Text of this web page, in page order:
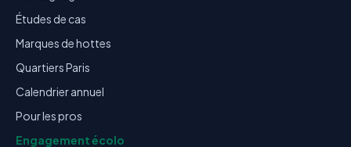
Études de cas
Marques de hottes
Quartiers Paris
Calendrier annuel
Pour les pros
Engagement écolo